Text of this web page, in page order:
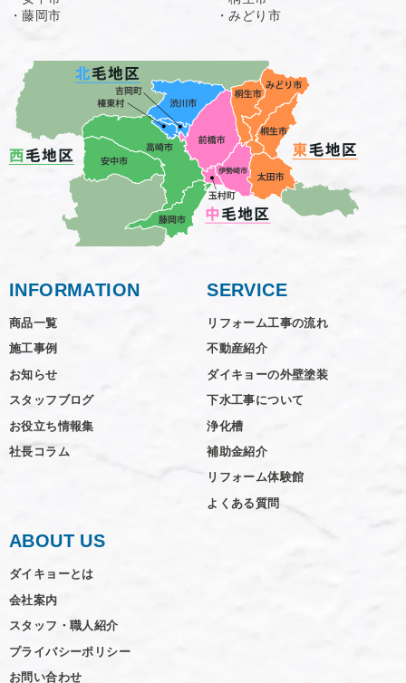
・藤岡市
・みどり市
INFORMATION
商品一覧
施工事例
お知らせ
スタッフブログ
お役立ち情報集
社長コラム
SERVICE
リフォーム工事の流れ
不動産紹介
ダイキョーの外壁塗装
下水工事について
浄化槽
補助金紹介
リフォーム体験館
よくある質問
ABOUT US
ダイキョーとは
会社案内
スタッフ・職人紹介
プライバシーポリシー
お問い合わせ